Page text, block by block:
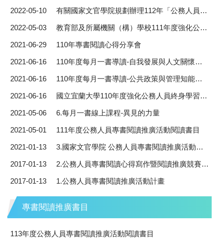
2022-05-10 有關國家文官學院規劃辦理112年「公務人員『每月一書』遴選」1案，請於本(111)年6月10日前踴躍推薦。
2022-05-03 教育部及所屬機關（構）學校111年度強化公務人員終身學習及專書閱讀推動計畫。
2021-06-29 110年專書閱讀心得分享會
2021-06-16 110年度每月一書導讀-自我發展與人文關懷領域。
2021-06-16 110年度每月一書導讀-公共政策與管理知能領域書籍
2021-06-16 國立宜蘭大學110年度強化公務人員終身學習及專書閱讀推動計畫
2021-05-06 6.每月一書線上課程-異見的力量
2021-05-01 111年度公務人員專書閱讀推廣活動閱讀書目
2021-01-13 3.國家文官學院 公務人員專書閱讀推廣活動計畫
2017-01-13 2.公務人員專書閱讀心得寫作暨閱讀推廣競賽活動作業規定
2017-01-13 1.公務人員專書閱讀推廣活動計畫
專書閱讀推廣書目
113年度公務人員專書閱讀推廣活動閱讀書目